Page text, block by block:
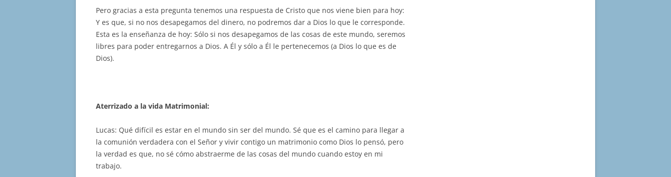
Pero gracias a esta pregunta tenemos una respuesta de Cristo que nos viene bien para hoy:
Y es que, si no nos desapegamos del dinero, no podremos dar a Dios lo que le corresponde.
Esta es la enseñanza de hoy: Sólo si nos desapegamos de las cosas de este mundo, seremos
libres para poder entregarnos a Dios. A Él y sólo a Él le pertenecemos (a Dios lo que es de
Dios).
Aterrizado a la vida Matrimonial:
Lucas: Qué difícil es estar en el mundo sin ser del mundo. Sé que es el camino para llegar a
la comunión verdadera con el Señor y vivir contigo un matrimonio como Dios lo pensó, pero
la verdad es que, no sé cómo abstraerme de las cosas del mundo cuando estoy en mi
trabajo.